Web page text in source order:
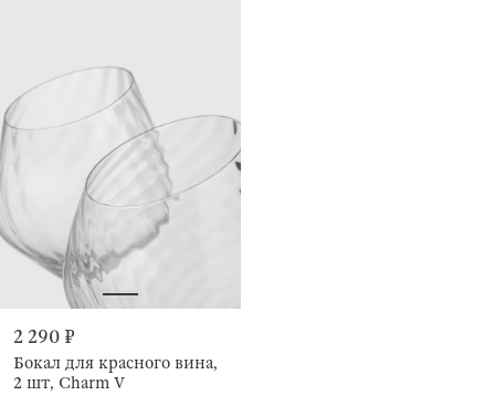
2 290 ₽
Бокал для красного вина,
2 шт, Charm V